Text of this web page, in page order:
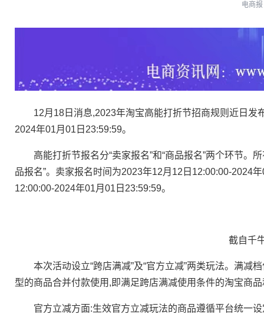
电商报
12月18日消息,2023年淘宝高能打折节招商规则近日发
2024年01月01日23:59:59。
高能打折节报名分“卖家报名”和“商品报名”两个环节。所
品报名”。卖家报名时间为2023年12月12日12:00:00-2024
12:00:00-2024年01月01日23:59:59。
截自千牛
本次活动设立“跨店满减”及“官方立减”两类玩法。满减
型的商品合并付款使用,即满足跨店满减使用条件的淘宝商
官方立减方面:生效官方立减玩法的商品遵循平台统一设